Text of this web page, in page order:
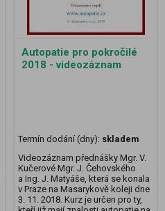
Autopatie pro pokročilé
2018 - videozáznam
Termín dodání (dny): skladem
Videozáznam přednášky Mgr. V.
Kučerové Mgr. J. Čehovského
a Ing. J. Matyáše, která se konala
v Praze na Masarykově koleji dne
3. 11. 2018. Kurz je určen pro ty,